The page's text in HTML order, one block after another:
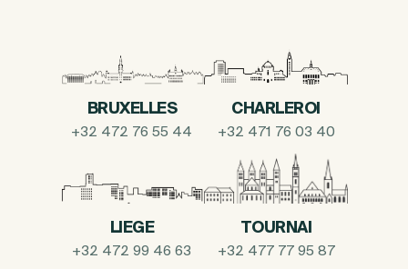
BRUXELLES
+32 472 76 55 44
CHARLEROI
+32 471 76 03 40
LIEGE
+32 472 99 46 63
TOURNAI
+32 477 77 95 87